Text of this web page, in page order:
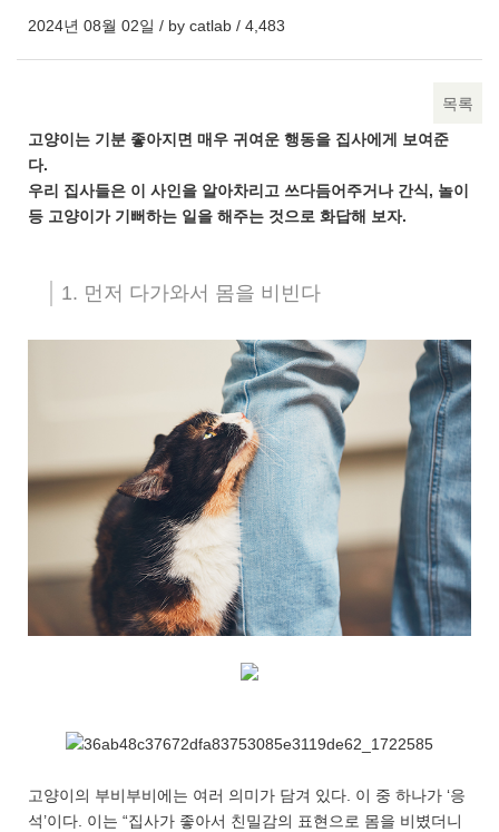
2024년 08월 02일 / by catlab / 4,483
목록
본문
고양이는 기분 좋아지면 매우 귀여운 행동을 집사에게 보여준
다.
우리 집사들은 이 사인을 알아차리고 쓰다듬어주거나 간식, 놀이
등 고양이가 기뻐하는 일을 해주는 것으로 화답해 보자.
1. 먼저 다가와서 몸을 비빈다
고양이의 부비부비에는 여러 의미가 담겨 있다. 이 중 하나가 ‘응
석’이다. 이는 “집사가 좋아서 친밀감의 표현으로 몸을 비볐더니